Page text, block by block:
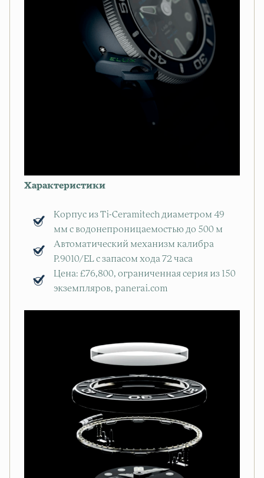
Характеристики
Корпус из Ti-Ceramitech диаметром 49
мм с водонепроницаемостью до 500 м
Автоматический механизм калибра
P.9010/EL с запасом хода 72 часа
Цена: £76,800, ограниченная серия из 150
экземпляров, panerai.com